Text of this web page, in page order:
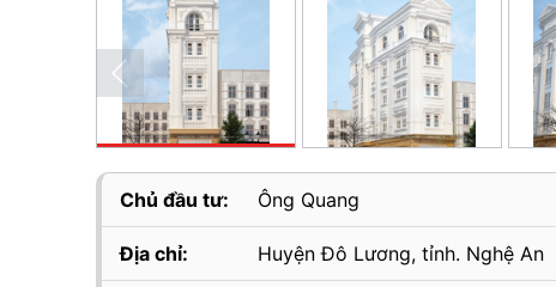
Chủ đầu tư: Ông Quang
Địa chỉ: Huyện Đô Lương, tỉnh. Nghệ An